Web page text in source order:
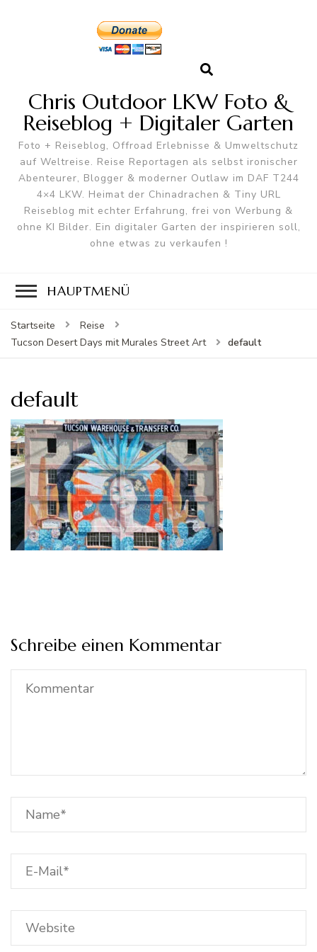
Chris Outdoor LKW Foto &
Reiseblog + Digitaler Garten
Foto + Reiseblog, Offroad Erlebnisse & Umweltschutz
auf Weltreise. Reise Reportagen als selbst ironischer
Abenteurer, Blogger & moderner Outlaw im DAF T244
4×4 LKW. Heimat der Chinadrachen & Tiny URL
Reiseblog mit echter Erfahrung, frei von Werbung &
ohne KI Bilder. Ein digitaler Garten der inspirieren soll,
ohne etwas zu verkaufen !
HAUPTMENÜ
Startseite
Reise
Tucson Desert Days mit Murales Street Art
default
default
Schreibe einen Kommentar